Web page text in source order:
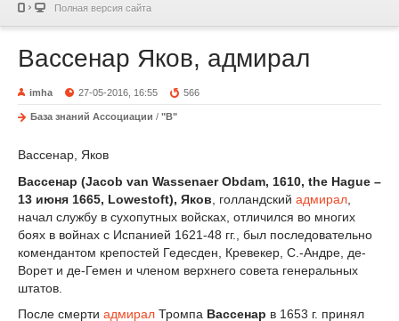
Полная версия сайта
Вассенар Яков, адмирал
imha 27-05-2016, 16:55 566
База знаний Ассоциации / "В"
Вассенар, Яков
Вассенар (Jacob van Wassenaer Obdam, 1610, the Hague –
13 июня 1665, Lowestoft), Яков , голландский адмирал
начал службу в сухопутных войсках, отличился во многих
боях в войнах с Испанией 1621-48 гг., был последовательно
комендантом крепостей Гедесден, Кревекер, С.-Андре, де-
Ворет и де-Гемен и членом верхнего совета генеральных
штатов.
После смерти адмирал Тромпа Вассенар в 1653 г. принял